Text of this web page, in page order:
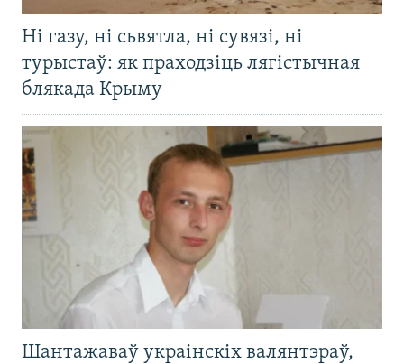
Ні газу, ні сьвятла, ні сувязі, ні
турыстаў: як праходзіць лягістычная
блякада Крыму
Шантажаваў украінскіх валянтэраў,